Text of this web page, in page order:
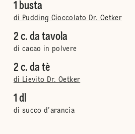
1 busta
di Pudding Cioccolato Dr. Oetker
2 c. da tavola
di cacao in polvere
2 c. da tè
di Lievito Dr. Oetker
1 dl
di succo d’arancia